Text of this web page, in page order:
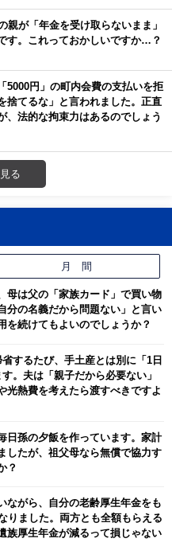
親が「年金を受け取らないまま」
す。これっておかしいですか…？
5000円」の町内会費の支払いを拒
捨てるな」と言われました。正直
、法的な拘束力はあるのでしょう
る
月 間
母は父の「家族カード」で買い物
分の名義だから問題ない」と言い
を続けてもよいのでしょうか？
するたび、手土産とは別に「1日
。夫は「親子だから必要ない」
光熱費を考えたら渡すべきですよ
日孫の夕飯を作っています。家計
したが、祖父母なら無償で協力す
？
ながら、自分の老齢厚生年金をも
りました。両方とも全額もらえる
族厚生年金が減るって損じゃない